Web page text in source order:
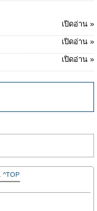
เปิดอ่าน »
เปิดอ่าน »
เปิดอ่าน »
^TOP